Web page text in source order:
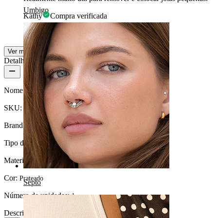
Umbigo
Septo
Kathy Compra verificada
Traduzido com IA Mostrar original
Ver mais
Detalhes do produto
Nome:Ferramenta porta-bolas
SKU: Tool-17
Brand: Bodymod Care
Tipo de joia: Ferramenta
Material: Aço inoxidável
Cor: Prateado
Número de unidades:1
Descrição